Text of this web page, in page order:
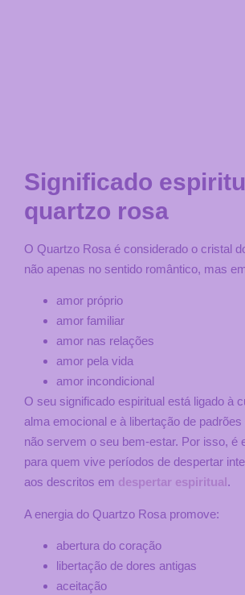
Significado
quartzo rosa
O Quartzo Rosa é considerado o cristal
não apenas no sentido romântico, mas
amor próprio
amor familiar
amor nas relações
amor pela vida
amor incondicional
O seu significado espiritual está ligado à
alma emocional e à libertação de
não servem o seu bem-estar. Por isso, é
para quem vive períodos de despertar
aos descritos em despertar espiritual.
A energia do Quartzo Rosa promove:
abertura do coração
libertação de dores antigas
aceitação